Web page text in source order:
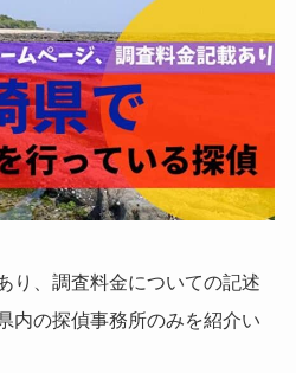
り、調査料金についての記述
内の探偵事務所のみを紹介い